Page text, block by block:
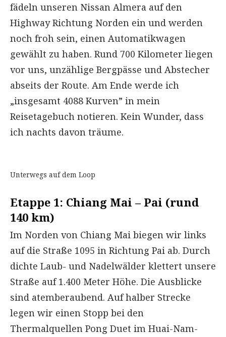
fädeln unseren Nissan Almera auf den
Highway Richtung Norden ein und werden
noch froh sein, einen Automatikwagen
gewählt zu haben. Rund 700 Kilometer liegen
vor uns, unzählige Bergpässe und Abstecher
abseits der Route. Am Ende werde ich
„insgesamt 4088 Kurven” in mein
Reisetagebuch notieren. Kein Wunder, dass
ich nachts davon träume.
Unterwegs auf dem Loop
Etappe 1: Chiang Mai – Pai (rund
140 km)
Im Norden von Chiang Mai biegen wir links
auf die Straße 1095 in Richtung Pai ab. Durch
dichte Laub- und Nadelwälder klettert unsere
Straße auf 1.400 Meter Höhe. Die Ausblicke
sind atemberaubend. Auf halber Strecke
legen wir einen Stopp bei den
Thermalquellen Pong Duet im Huai-Nam-